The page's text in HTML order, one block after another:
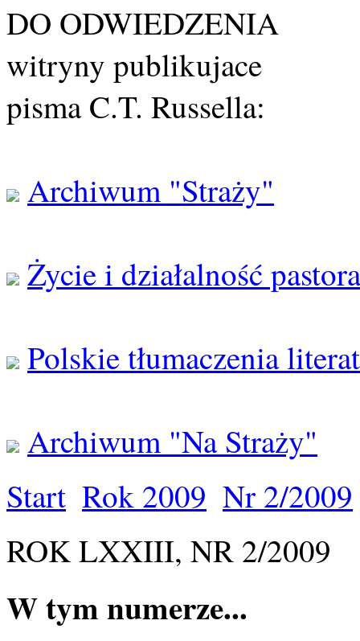
DO ODWIEDZENIA
witryny publikujace
pisma C.T. Russella:
Archiwum "Straży"
Życie i działalność
Polskie tłumaczenia
Archiwum "Na Straży"
Start Rok 2009 Nr 2/2009
ROK LXXIII, NR 2/2009
W tym numerze...